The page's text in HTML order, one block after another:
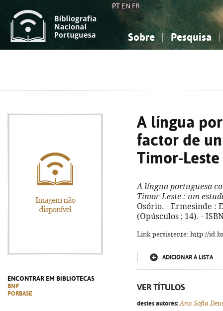
PT EN FR
Sobre Pesquisa
ENCONTRAR EM BIBLIOTECAS
BNP
PORBASE
A língua
factor de
Timor-Leste
A língua portuguesa
Timor-Leste : um
Osório. - Ermesinde :
(Opúsculos ; 14). -
Link persistente: http://
ADICIONAR À LISTA
VER TÍTULOS
destes autores: Ana Sofia